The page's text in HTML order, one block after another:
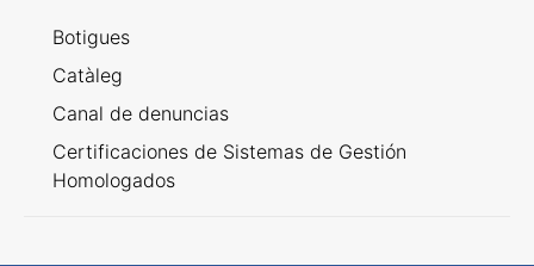
Botigues
Catàleg
Canal de denuncias
Certificaciones de Sistemas de Gestión
Homologados